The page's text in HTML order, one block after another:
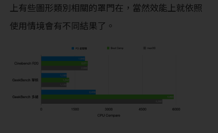
上有些圖形類別相關的罩門在，當然效能上就依照
使用情境會有不同結果了。